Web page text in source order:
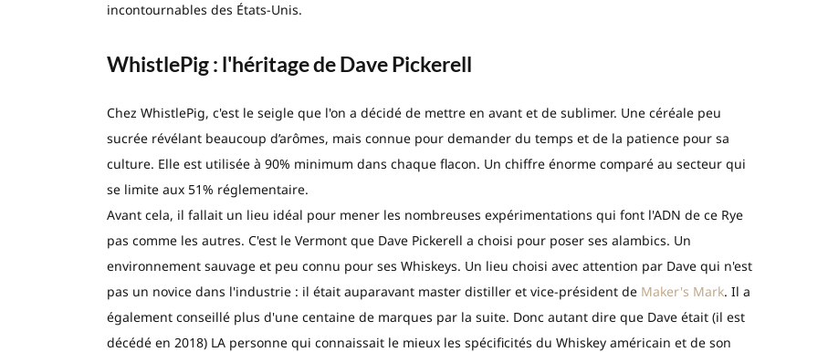
incontournables des États-Unis.
WhistlePig : l'héritage de Dave Pickerell
Chez WhistlePig, c'est le seigle que l'on a décidé de mettre en avant et de sublimer. Une céréale peu
sucrée révélant beaucoup d’arômes, mais connue pour demander du temps et de la patience pour sa
culture. Elle est utilisée à 90% minimum dans chaque flacon. Un chiffre énorme comparé au secteur qui
se limite aux 51% réglementaire.
Avant cela, il fallait un lieu idéal pour mener les nombreuses expérimentations qui font l'ADN de ce Rye
pas comme les autres. C'est le Vermont que Dave Pickerell a choisi pour poser ses alambics. Un
environnement sauvage et peu connu pour ses Whiskeys. Un lieu choisi avec attention par Dave qui n'est
pas un novice dans l'industrie : il était auparavant master distiller et vice-président de Maker's Mark. Il a
également conseillé plus d'une centaine de marques par la suite. Donc autant dire que Dave était (il est
décédé en 2018) LA personne qui connaissait le mieux les spécificités du Whiskey américain et de son